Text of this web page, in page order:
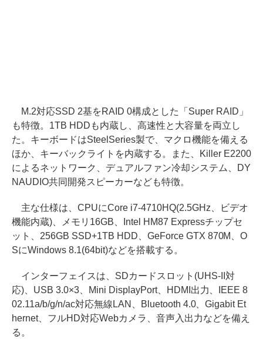
M.2対応SSD 2基をRAID 0構成とした「Super RAID」
も特徴。1TB HDDも内蔵し、高速性と大容量を両立し
た。キーボードはSteelSeries製で、マクロ機能を備える
ほか、キーバックライトを内蔵する。また、Killer E2200
によるネットワーク、デュアルファン冷却システム、DY
NAUDIO共同開発スピーカーなども特徴。
主な仕様は、CPUにCore i7-4710HQ(2.5GHz、ビデオ
機能内蔵)、メモリ16GB、Intel HM87 Expressチップセ
ット、256GB SSD+1TB HDD、GeForce GTX 870M、O
SにWindows 8.1(64bit)などを搭載する。
インターフェイスは、SDカードスロット(UHS-II対
応)、USB 3.0×3、Mini DisplayPort、HDMI出力、IEEE 8
02.11a/b/g/n/ac対応無線LAN、Bluetooth 4.0、Gigabit Et
hernet、フルHD対応Webカメラ、音声入出力などを備え
る。